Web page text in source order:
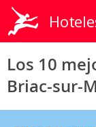
Los 10
Briac-sur-